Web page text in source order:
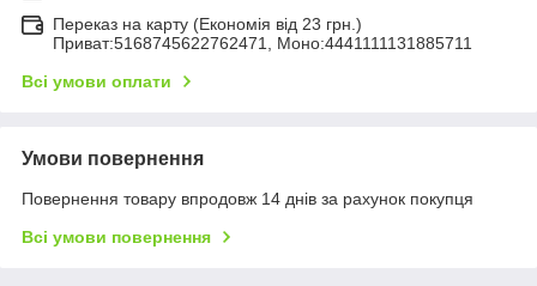
Переказ на карту (Економія від 23 грн.)
Приват:5168745622762471, Моно:4441111131885711
Всі умови оплати
Умови повернення
Повернення товару впродовж 14 днів за рахунок покупця
Всі умови повернення